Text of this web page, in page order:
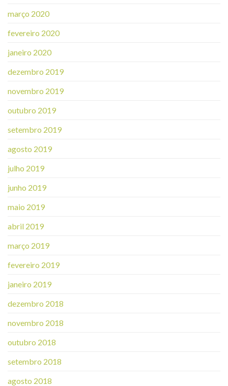
março 2020
fevereiro 2020
janeiro 2020
dezembro 2019
novembro 2019
outubro 2019
setembro 2019
agosto 2019
julho 2019
junho 2019
maio 2019
abril 2019
março 2019
fevereiro 2019
janeiro 2019
dezembro 2018
novembro 2018
outubro 2018
setembro 2018
agosto 2018